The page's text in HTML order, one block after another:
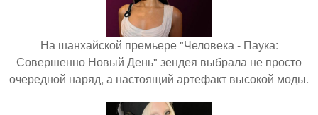
На шанхайской премьере "Человека - Паука:
Совершенно Новый День" зендея выбрала не просто
очередной наряд, а настоящий артефакт высокой моды.